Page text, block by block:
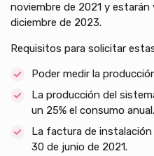
noviembre de 2021 y
diciembre de 2023.
Requisitos para solicitar
Poder medir la
La producción del
un 25% el consumo anual.
La factura de
30 de junio de 2021.